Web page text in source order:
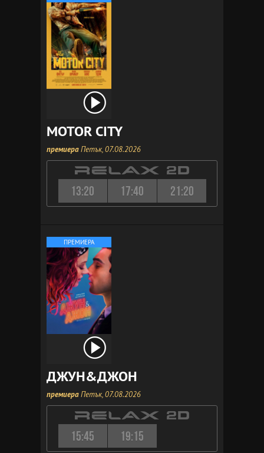
MOTOR CITY
премиераПетък, 07.08.2026
13:20 17:40 21:20
ПРЕМИЕРА
ДЖУН&ДЖОН
премиераПетък, 07.08.2026
15:45 19:15